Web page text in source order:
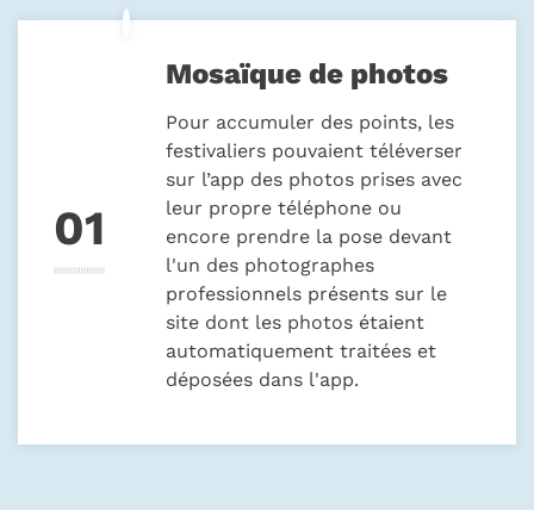
Mosaïque de photos
Pour accumuler des points, les
festivaliers pouvaient téléverser
sur l’app des photos prises avec
leur propre téléphone ou
encore prendre la pose devant
l'un des photographes
professionnels présents sur le
site dont les photos étaient
automatiquement traitées et
déposées dans l'app.